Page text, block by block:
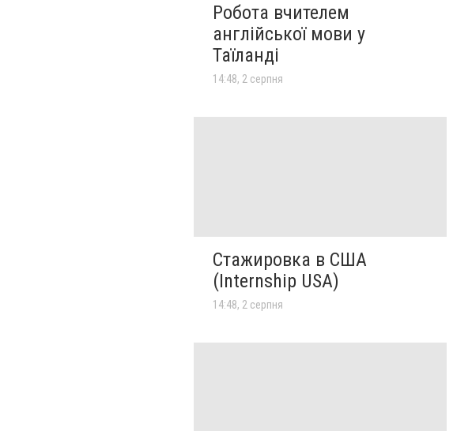
Робота вчителем
англійської мови у
Таїланді
14:48, 2 серпня
Стажировка в США
(Internship USA)
14:48, 2 серпня